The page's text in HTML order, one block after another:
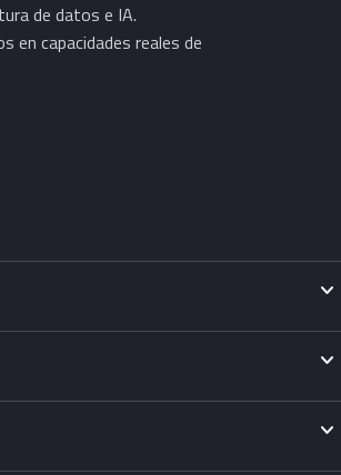
de datos e IA.
en capacidades reales de
expand_more
expand_more
expand_more